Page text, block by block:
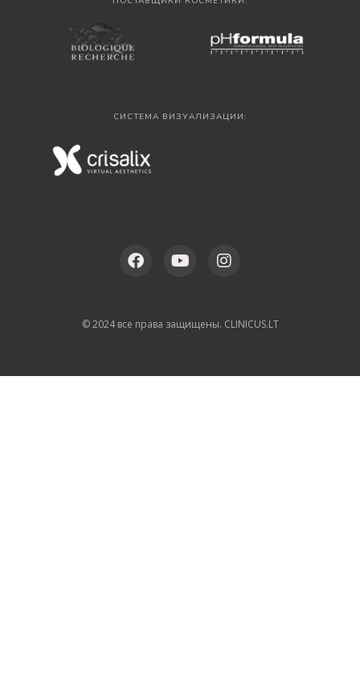
СИСТЕМА ВИЗУАЛИЗАЦИИ:
© 2024 все права защищены. CLINICUS.LT